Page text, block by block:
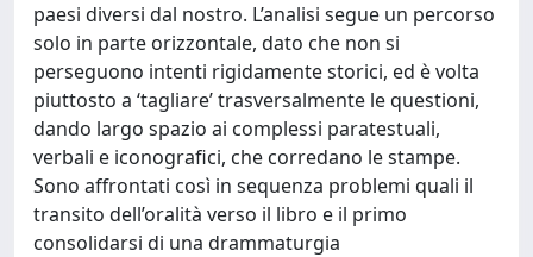
paesi diversi dal nostro. L’analisi segue un percorso
solo in parte orizzontale, dato che non si
perseguono intenti rigidamente storici, ed è volta
piuttosto a ‘tagliare’ trasversalmente le questioni,
dando largo spazio ai complessi paratestuali,
verbali e iconografici, che corredano le stampe.
Sono affrontati così in sequenza problemi quali il
transito dell’oralità verso il libro e il primo
consolidarsi di una drammaturgia